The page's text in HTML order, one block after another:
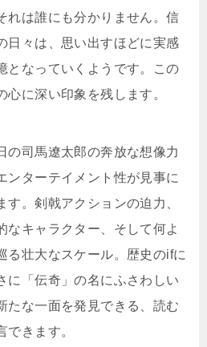
れは誰にも分かりません。信
日々は、思い出すほどに実感
となっていくようです。この
に深い印象を残します。
の司馬遼太郎の奔放な想像力
ンターテイメント性が見事に
。剣戟アクションの迫力、
なキャラクター、そして何よ
る壮大なスケール。歴史のifに
に「伝奇」の名にふさわしい
たな一面を発見できる、読む
できます。